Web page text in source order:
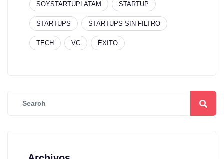
SOYSTARTUPLATAM STARTUP
STARTUPS STARTUPS SIN FILTRO
TECH VC ÉXITO